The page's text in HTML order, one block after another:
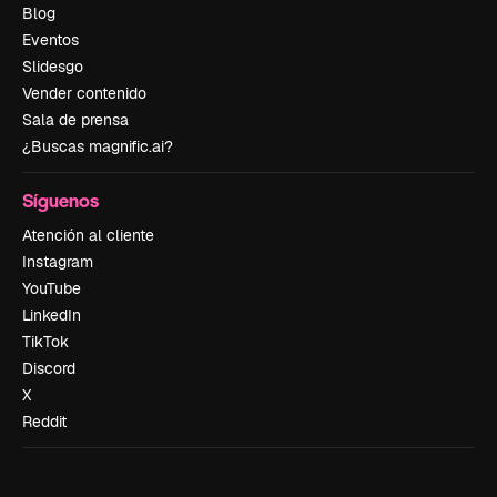
Blog
Eventos
Slidesgo
Vender contenido
Sala de prensa
¿Buscas magnific.ai?
Síguenos
Atención al cliente
Instagram
YouTube
LinkedIn
TikTok
Discord
X
Reddit